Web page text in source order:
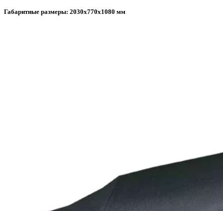
Габаритные размеры: 2030х770х1080 мм